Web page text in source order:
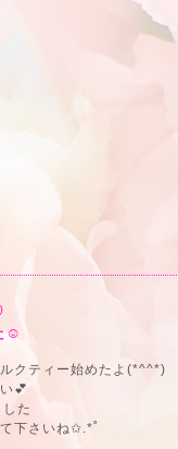
☺
クティー始めたよ(*^^*)
💕
た
下さいね✩.*˚